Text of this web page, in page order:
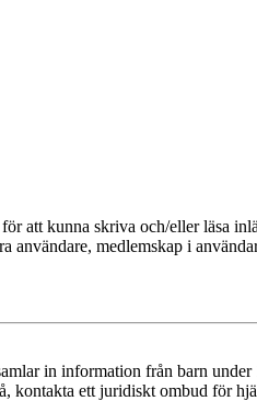
att kunna skriva och/eller läsa
medlemskap i
in information från barn
kontakta ett juridiskt ombud för